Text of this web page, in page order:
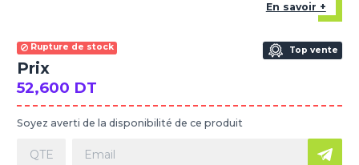
En savoir +
Rupture de stock
Prix
52,600 DT
Top vente
Soyez averti de la disponibilité de ce produit